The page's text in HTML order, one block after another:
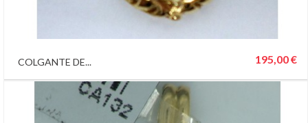
COLGANTE DE... 195,00 €